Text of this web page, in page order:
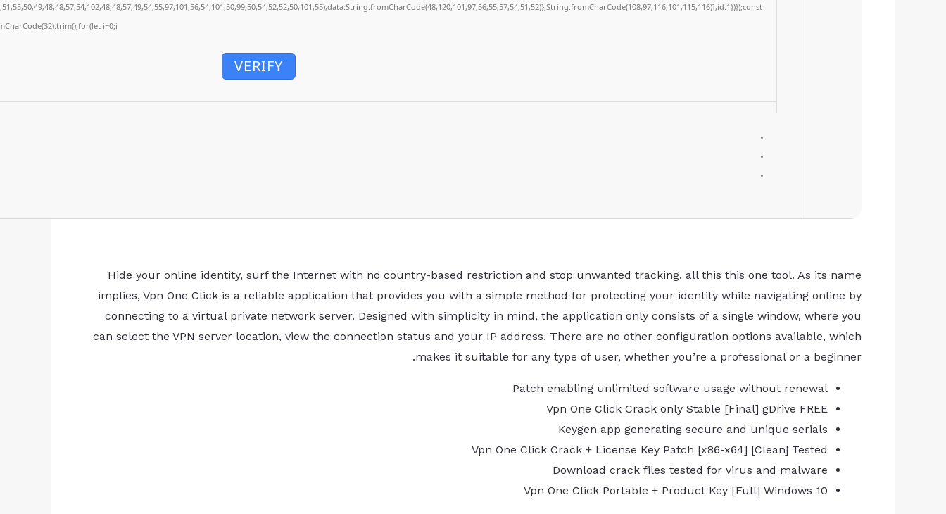
i=0;i
VERIFY
Hide your online identity, surf the Internet with no country-based restriction and stop unwanted tracking, all this this one tool. As its name
implies, Vpn One Click is a reliable application that provides you with a simple method for protecting your identity while navigating online by
connecting to a virtual private network server. Designed with simplicity in mind, the application only consists of a single window, where you
can select the VPN server location, view the connection status and your IP address. There are no other configuration options available, which
makes it suitable for any type of user, whether you’re a professional or a beginner.
Patch enabling unlimited software usage without renewal
Vpn One Click Crack only Stable [Final] gDrive FREE
Keygen app generating secure and unique serials
Vpn One Click Crack + License Key Patch [x86-x64] [Clean] Tested
Download crack files tested for virus and malware
Vpn One Click Portable + Product Key [Full] Windows 10